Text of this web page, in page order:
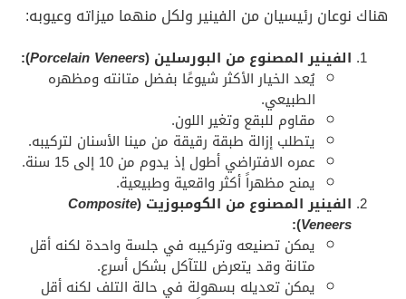
هناك نوعان رئيسيان من الفينير ولكل منهما ميزاته وعيوبه:
الفينير المصنوع من البورسلين (Porcelain Veneers
):
يُعد الخيار الأكثر شيوعًا بفضل متانته ومظهره
الطبيعي.
مقاوم للبقع وتغير اللون.
يتطلب إزالة طبقة رقيقة من مينا الأسنان لتركيبه.
عمره الافتراضي أطول إذ يدوم من 10 إلى 15 سنة.
يمنح مظهراً أكثر واقعية وطبيعية.
الفينير المصنوع من الكومبوزيت (Composite
Veneers
):
يمكن تصنيعه وتركيبه في جلسة واحدة لكنه أقل
متانة وقد يتعرض للتآكل بشكل أسرع.
يمكن تعديله بسهولة في حالة التلف لكنه أقل